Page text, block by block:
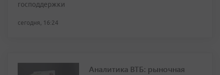
господдержки
сегодня, 16:24
Аналитика ВТБ: рыночная